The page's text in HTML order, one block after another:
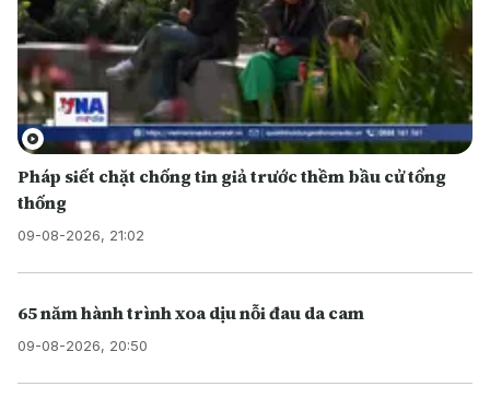
Pháp siết chặt chống tin giả trước thềm bầu cử tổng
thống
09-08-2026, 21:02
65 năm hành trình xoa dịu nỗi đau da cam
09-08-2026, 20:50